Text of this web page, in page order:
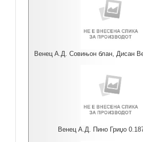
Венец А.Д. Совињон блан, Дисан
Венец А.Д. Пино Гриџо